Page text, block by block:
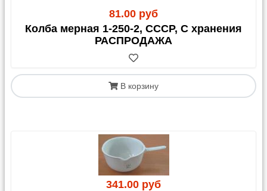
81.00 руб
Колба мерная 1-250-2, СССР, С хранения
РАСПРОДАЖА
В корзину
341.00 руб